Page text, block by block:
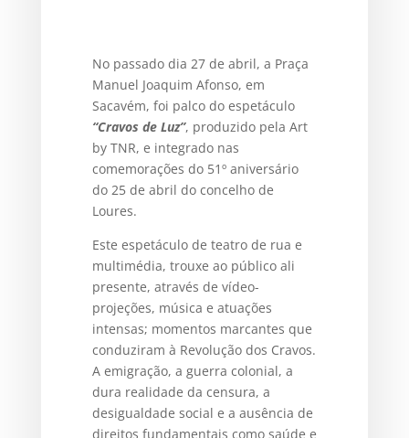
No passado dia 27 de abril, a Praça
Manuel Joaquim Afonso, em
Sacavém, foi palco do espetáculo
“Cravos de Luz”, produzido pela Art
by TNR, e integrado nas
comemorações do 51º aniversário
do 25 de abril do concelho de
Loures.
Este espetáculo de teatro de rua e
multimédia, trouxe ao público ali
presente, através de vídeo-
projeções, música e atuações
intensas; momentos marcantes que
conduziram à Revolução dos Cravos.
A emigração, a guerra colonial, a
dura realidade da censura, a
desigualdade social e a ausência de
direitos fundamentais como saúde e